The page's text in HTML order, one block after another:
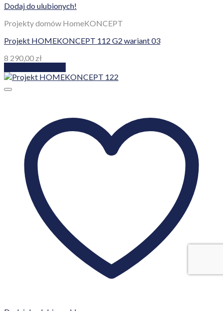
Dodaj do ulubionych!
Projekty domów HomeKONCEPT
Projekt HOMEKONCEPT 112 G2 wariant 03
8 290,00 zł